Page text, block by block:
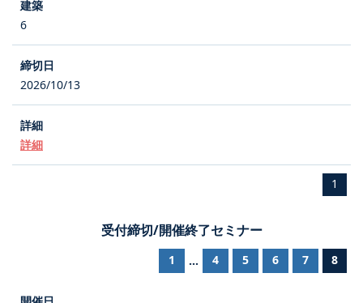
6
2026/10/13
詳細
1
受付締切/開催終了セミナー
1 ... 4 5 6 7 8